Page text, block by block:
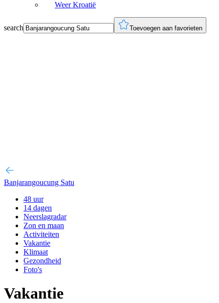
Weer Kroatië
search Toevoegen aan favorieten
Banjarangoucung Satu
48 uur
14 dagen
Neerslagradar
Zon en maan
Activiteiten
Vakantie
Klimaat
Gezondheid
Foto's
Vakantie